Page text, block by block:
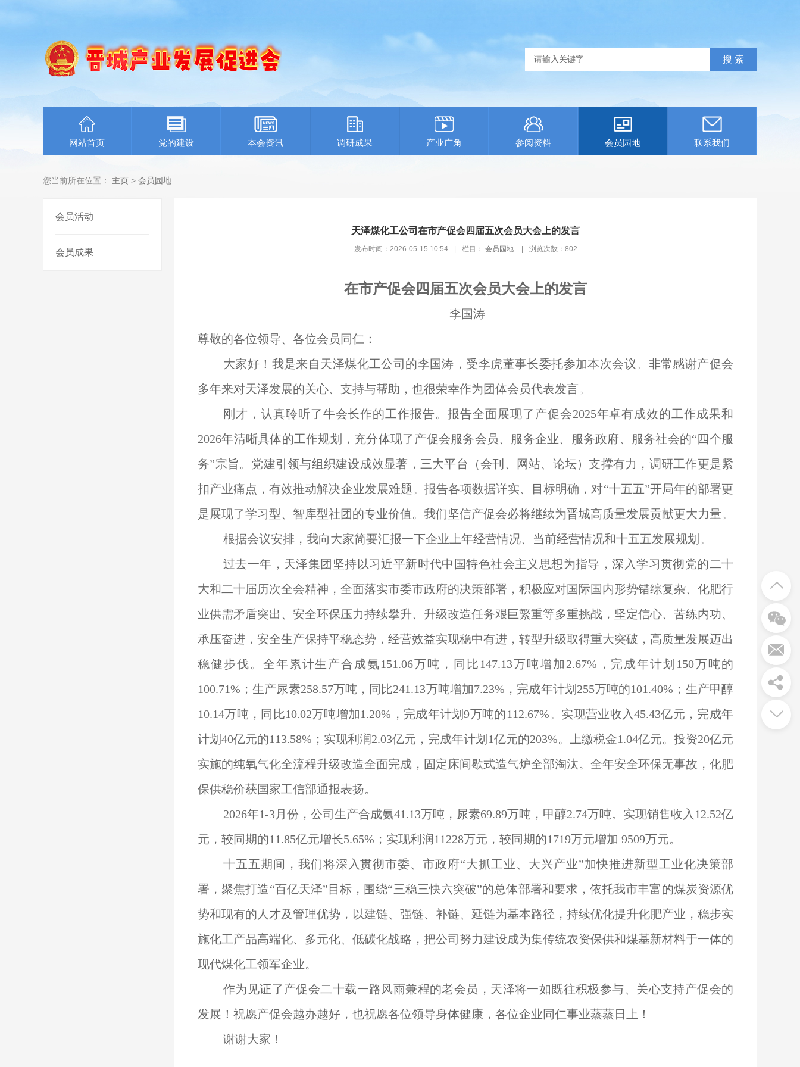
网站首页 党的建设 本会资讯 调研成果 产业广角 参阅资料 会员园地 联系我们
您当前所在位置： 主页 > 会员园地
会员活动
会员成果
天泽煤化工公司在市产促会四届五次会员大会上的发言
发布时间：2026-05-15 10:54 栏目： 会员园地 浏览次数： 802
在市产促会四届五次会员大会上的发言
李国涛
尊敬的各位领导、各位会员同仁：
大家好！我是来自天泽煤化工公司的李国涛，受李虎董事长委托参加本次会议。非常感谢产促会
多年来对天泽发展的关心、支持与帮助，也很荣幸作为团体会员代表发言。
刚才，认真聆听了牛会长作的工作报告。报告全面展现了产促会2025年卓有成效的工作成果和
2026年清晰具体的工作规划，充分体现了产促会服务会员、服务企业、服务政府、服务社会的“四个服
务”宗旨。党建引领与组织建设成效显著，三大平台（会刊、网站、论坛）支撑有力，调研工作更是紧
扣产业痛点，有效推动解决企业发展难题。报告各项数据详实、目标明确，对“十五五”开局年的部署更
是展现了学习型、智库型社团的专业价值。我们坚信产促会必将继续为晋城高质量发展贡献更大力量。
根据会议安排，我向大家简要汇报一下企业上年经营情况、当前经营情况和十五五发展规划。
过去一年，天泽集团坚持以习近平新时代中国特色社会主义思想为指导，深入学习贯彻党的二十
大和二十届历次全会精神，全面落实市委市政府的决策部署，积极应对国际国内形势错综复杂、化肥行
业供需矛盾突出、安全环保压力持续攀升、升级改造任务艰巨繁重等多重挑战，坚定信心、苦练内功、
承压奋进，安全生产保持平稳态势，经营效益实现稳中有进，转型升级取得重大突破，高质量发展迈出
稳健步伐。全年累计生产合成氨151.06万吨，同比147.13万吨增加2.67%，完成年计划150万吨的
100.71%；生产尿素258.57万吨，同比241.13万吨增加7.23%，完成年计划255万吨的101.40%；生产甲醇
10.14万吨，同比10.02万吨增加1.20%，完成年计划9万吨的112.67%。实现营业收入45.43亿元，完成年
计划40亿元的113.58%；实现利润2.03亿元，完成年计划1亿元的203%。上缴税金1.04亿元。投资20亿元
实施的纯氧气化全流程升级改造全面完成，固定床间歇式造气炉全部淘汰。全年安全环保无事故，化肥
保供稳价获国家工信部通报表扬。
2026年1-3月份，公司生产合成氨41.13万吨，尿素69.89万吨，甲醇2.74万吨。实现销售收入12.52亿
元，较同期的11.85亿元增长5.65%；实现利润11228万元，较同期的1719万元增加 9509万元。
十五五期间，我们将深入贯彻市委、市政府“大抓工业、大兴产业”加快推进新型工业化决策部
署，聚焦打造“百亿天泽”目标，围绕“三稳三快六突破”的总体部署和要求，依托我市丰富的煤炭资源优
势和现有的人才及管理优势，以建链、强链、补链、延链为基本路径，持续优化提升化肥产业，稳步实
施化工产品高端化、多元化、低碳化战略，把公司努力建设成为集传统农资保供和煤基新材料于一体的
现代煤化工领军企业。
作为见证了产促会二十载一路风雨兼程的老会员，天泽将一如既往积极参与、关心支持产促会的
发展！祝愿产促会越办越好，也祝愿各位领导身体健康，各位企业同仁事业蒸蒸日上！
谢谢大家！